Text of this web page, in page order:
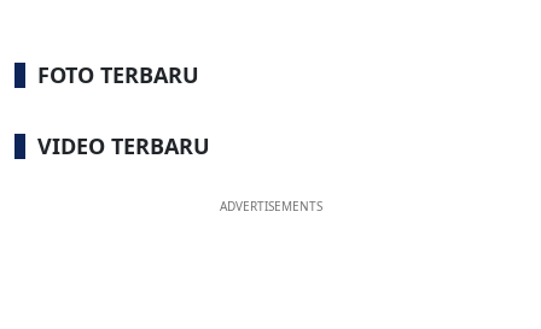
FOTO TERBARU
VIDEO TERBARU
ADVERTISEMENTS